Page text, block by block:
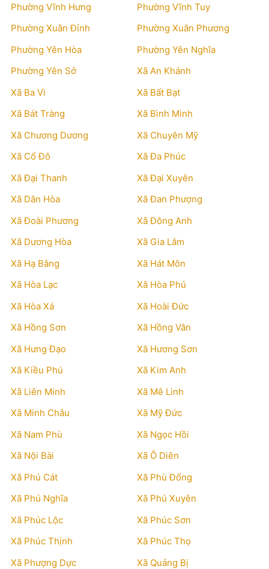
Phường Vĩnh Hưng
Phường Vĩnh Tuy
Phường Xuân Đỉnh
Phường Xuân Phương
Phường Yên Hòa
Phường Yên Nghĩa
Phường Yên Sở
Xã An Khánh
Xã Ba Vì
Xã Bất Bạt
Xã Bát Tràng
Xã Bình Minh
Xã Chương Dương
Xã Chuyên Mỹ
Xã Cổ Đô
Xã Đa Phúc
Xã Đại Thanh
Xã Đại Xuyên
Xã Dân Hòa
Xã Đan Phượng
Xã Đoài Phương
Xã Đông Anh
Xã Dương Hòa
Xã Gia Lâm
Xã Hạ Bằng
Xã Hát Môn
Xã Hòa Lạc
Xã Hòa Phú
Xã Hòa Xá
Xã Hoài Đức
Xã Hồng Sơn
Xã Hồng Vân
Xã Hưng Đạo
Xã Hương Sơn
Xã Kiều Phú
Xã Kim Anh
Xã Liên Minh
Xã Mê Linh
Xã Minh Châu
Xã Mỹ Đức
Xã Nam Phù
Xã Ngọc Hồi
Xã Nội Bài
Xã Ô Diên
Xã Phú Cát
Xã Phù Đổng
Xã Phú Nghĩa
Xã Phú Xuyên
Xã Phúc Lộc
Xã Phúc Sơn
Xã Phúc Thịnh
Xã Phúc Thọ
Xã Phượng Dực
Xã Quảng Bị